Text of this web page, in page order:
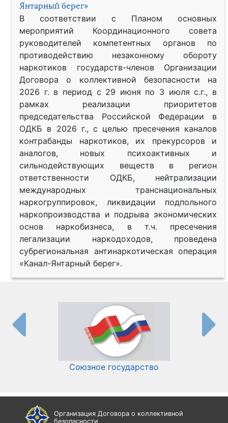
Янтарный берег»
В соответствии с Планом основных
мероприятий Координационного совета
руководителей компетентных органов по
противодействию незаконному обороту
наркотиков государств-членов Организации
Договора о коллективной безопасности на
2026 г. в период с 29 июня по 3 июля с.г., в
рамках реализации приоритетов
председательства Российской Федерации в
ОДКБ в 2026 г., с целью пресечения каналов
контрабанды наркотиков, их прекурсоров и
аналогов, новых психоактивных и
сильнодействующих веществ в регион
ответственности ОДКБ, нейтрализации
международных транснациональных
наркогруппировок, ликвидации подпольного
наркопроизводства и подрыва экономических
основ наркобизнеса, в т.ч. пресечения
легализации наркодоходов, проведена
субрегиональная антинаркотическая операция
«Канал-Янтарный берег».
Союзное государство
Организация Договора о коллективной
безопасности